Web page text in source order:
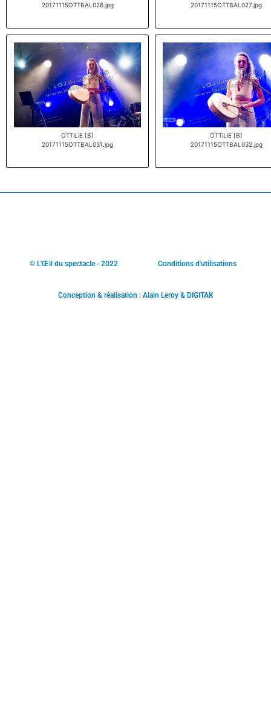
20171115OTTBAL026.jpg
20171115OTTBAL027.jpg
OTTiLiE [B]
20171115OTTBAL031.jpg
OTTiLiE [B]
20171115OTTBAL032.jpg
© L'Œil du spectacle - 2022 Conditions d'utilisations
Conception & réalisation : Alain Leroy & DIGITAK